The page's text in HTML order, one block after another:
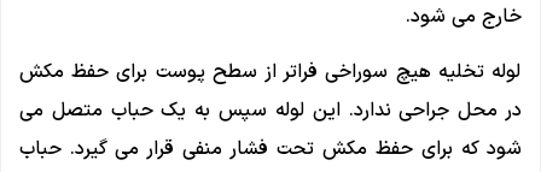
خارج می شود.
لوله تخلیه هیچ سوراخی فراتر از سطح پوست برای حفظ مکش
در محل جراحی ندارد. این لوله سپس به یک حباب متصل می
شود که برای حفظ مکش تحت فشار منفی قرار می گیرد. حباب